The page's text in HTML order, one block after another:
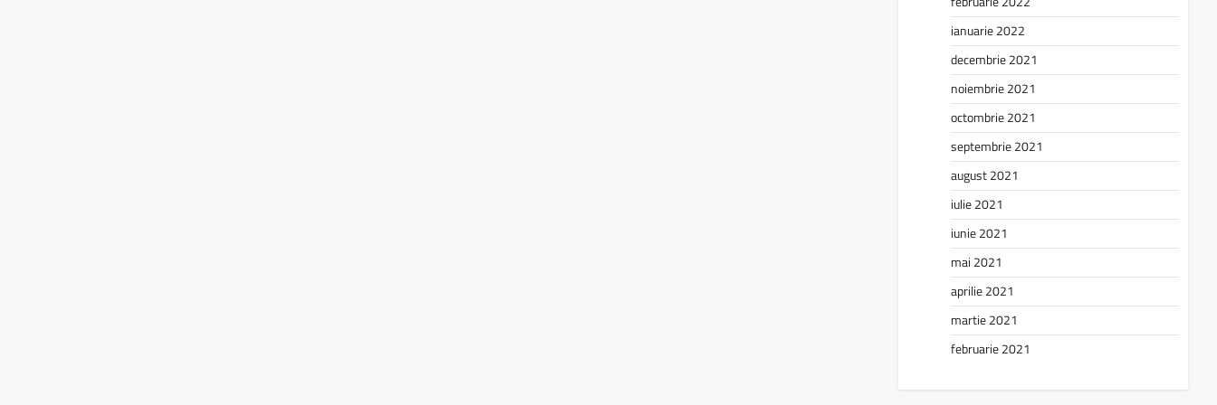
ianuarie 2022
decembrie 2021
noiembrie 2021
octombrie 2021
septembrie 2021
august 2021
iulie 2021
iunie 2021
mai 2021
aprilie 2021
martie 2021
februarie 2021